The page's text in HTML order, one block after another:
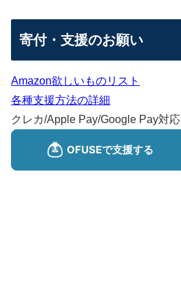
寄付・支援のお願い
Amazon欲しいものリスト
各種支援方法の詳細
クレカ/Apple Pay/Google Pay対応